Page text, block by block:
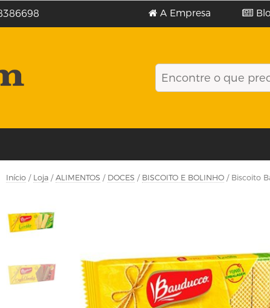
A Empresa
Início / Loja / ALIMENTOS / DOCES / BISCOITO E BOLINHO / Biscoito